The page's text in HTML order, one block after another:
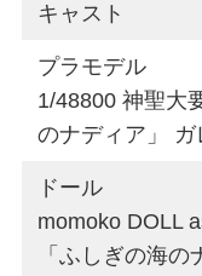
キャスト
プラモデル
1/48800 神聖大
のナディア」 ガ
ドール
momoko DOLL
「ふしぎの海